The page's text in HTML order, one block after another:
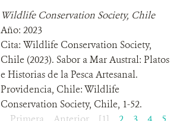
Wildlife Conservation Society, Chile
Año: 2023
Cita: Wildlife Conservation Society,
Chile (2023). Sabor a Mar Austral: Platos
e Historias de la Pesca Artesanal.
Providencia, Chile: Wildlife
Conservation Society, Chile, 1-52.